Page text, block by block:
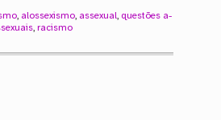
, alossexismo, assexual, questões a-
, racismo